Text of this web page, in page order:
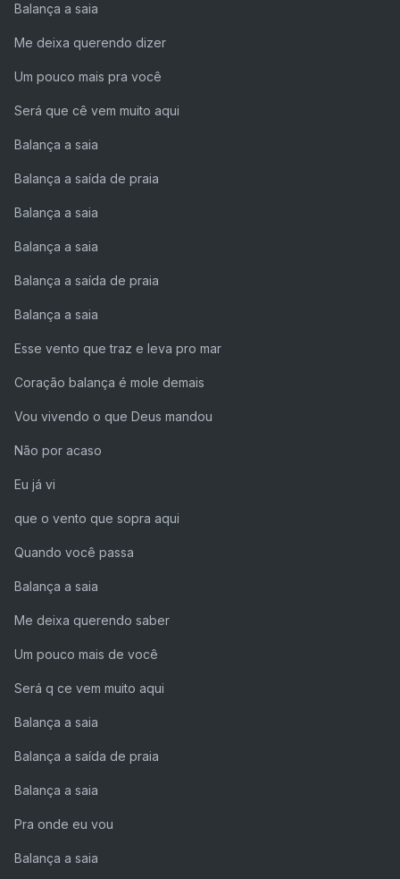
Balança a saia
Me deixa querendo dizer
Um pouco mais pra você
Será que cê vem muito aqui
Balança a saia
Balança a saída de praia
Balança a saia
Balança a saia
Balança a saída de praia
Balança a saia
Esse vento que traz e leva pro mar
Coração balança é mole demais
Vou vivendo o que Deus mandou
Não por acaso
Eu já vi
que o vento que sopra aqui
Quando você passa
Balança a saia
Me deixa querendo saber
Um pouco mais de você
Será q ce vem muito aqui
Balança a saia
Balança a saída de praia
Balança a saia
Pra onde eu vou
Balança a saia